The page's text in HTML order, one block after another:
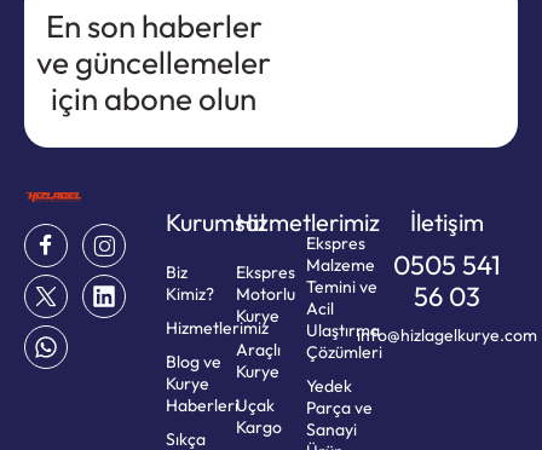
En son haberler
ve güncellemeler
için abone olun
Kurumsal
Biz
Kimiz?
Hizmetlerimiz
Blog ve
Kurye
Haberleri
Sıkça
Hizmetlerimiz
Ekspres
Motorlu
Kurye
Araçlı
Kurye
Uçak
Kargo
Ekspres
Malzeme
Temini ve
Acil
Ulaştırma
Çözümleri
Yedek
Parça ve
Sanayi
İletişim
0505 541
56 03
info@hizlagelkurye.com